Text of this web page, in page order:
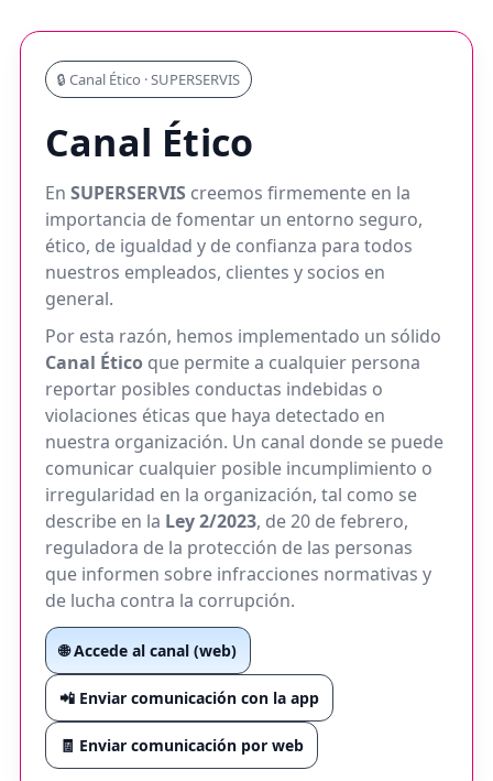
🔒 Canal Ético · SUPERSERVIS
Canal Ético
En SUPERSERVIS creemos firmemente en la
importancia de fomentar un entorno seguro,
ético, de igualdad y de confianza para todos
nuestros empleados, clientes y socios en
general.
Por esta razón, hemos implementado un sólido
Canal Ético que permite a cualquier persona
reportar posibles conductas indebidas o
violaciones éticas que haya detectado en
nuestra organización. Un canal donde se puede
comunicar cualquier posible incumplimiento o
irregularidad en la organización, tal como se
describe en la Ley 2/2023, de 20 de febrero,
reguladora de la protección de las personas
que informen sobre infracciones normativas y
de lucha contra la corrupción.
🌐 Accede al canal (web)
📲 Enviar comunicación con la app
🧾 Enviar comunicación por web